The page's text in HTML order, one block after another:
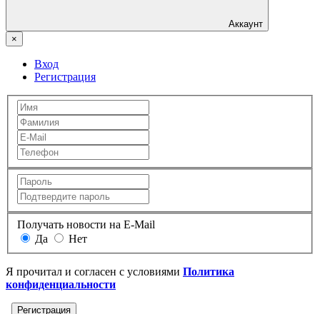
Аккаунт
×
Вход
Регистрация
Получать новости на E-Mail
Да
Нет
Я прочитал и согласен с условиями Политика
конфиденциальности